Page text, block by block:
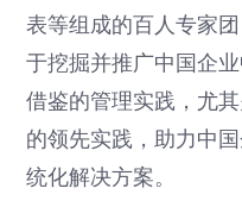
表等组成的百人专家
于挖掘并推广中国企
借鉴的管理实践，尤
的领先实践，助力中
统化解决方案。